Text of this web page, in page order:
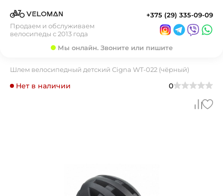
Продаем и обслуживаем
велосипеды с 2013 года
+375 (29) 335-09-09
Мы онлайн. Звоните или пишите
Шлем велосипедный детский Cigna WT-022 (чёрный)
Нет в наличии 0